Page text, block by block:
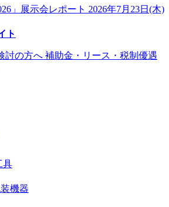
」展示会レポート 2026年7月23日(木)
ト
討の方へ 補助金・リース・税制優遇
具
機器